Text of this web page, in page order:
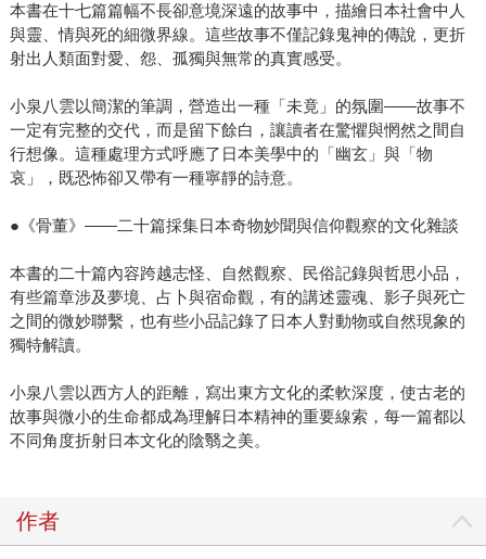
本書在十七篇篇幅不長卻意境深遠的故事中，描繪日本社會中人
與靈、情與死的細微界線。這些故事不僅記錄鬼神的傳說，更折
射出人類面對愛、怨、孤獨與無常的真實感受。
小泉八雲以簡潔的筆調，營造出一種「未竟」的氛圍——故事不
一定有完整的交代，而是留下餘白，讓讀者在驚懼與惘然之間自
行想像。這種處理方式呼應了日本美學中的「幽玄」與「物
哀」，既恐怖卻又帶有一種寧靜的詩意。
●《骨董》——二十篇採集日本奇物妙聞與信仰觀察的文化雜談
本書的二十篇內容跨越志怪、自然觀察、民俗記錄與哲思小品，
有些篇章涉及夢境、占卜與宿命觀，有的講述靈魂、影子與死亡
之間的微妙聯繫，也有些小品記錄了日本人對動物或自然現象的
獨特解讀。
小泉八雲以西方人的距離，寫出東方文化的柔軟深度，使古老的
故事與微小的生命都成為理解日本精神的重要線索，每一篇都以
不同角度折射日本文化的陰翳之美。
作者